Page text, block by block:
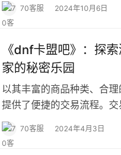
70客服 2024年10月6日
《dnf卡盟吧》：探
家的秘密乐园
以其丰富的商品种类、合
提供了便捷的交易流程。
息审核机制。
70客服 2024年4月3日